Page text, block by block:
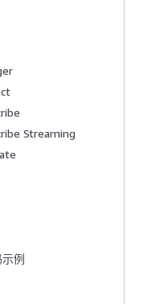
Streaming
例